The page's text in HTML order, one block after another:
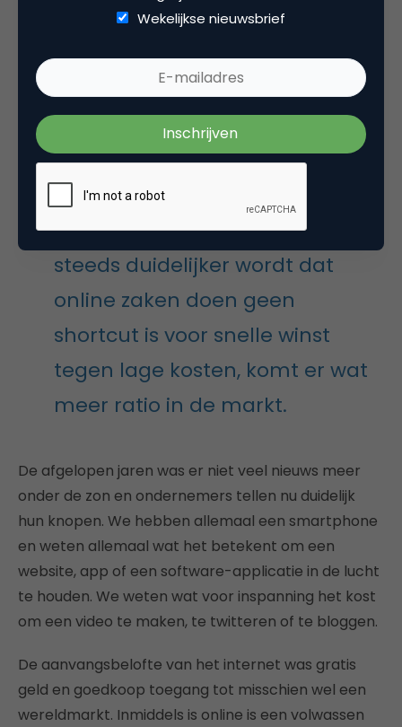
idee zou hebben dat Zalando een goed
verdienmodel zou hebben, was Zalando
waarschijnlijk allang opgegeten. Feit dat zoiets nog
niet gebeurd is, is een vingerwijzing naar de
werkelijke potentie van het bedrijf.
Nu de posities zijn ingenomen
door de grote concerns en het
steeds duidelijker wordt dat
online zaken doen geen
shortcut is voor snelle winst
tegen lage kosten, komt er wat
meer ratio in de markt.
De afgelopen jaren was er niet veel nieuws meer
onder de zon en ondernemers tellen nu duidelijk
hun knopen. We hebben allemaal een smartphone
en weten allemaal wat het betekent om een
website, app of een software-applicatie in de lucht
te houden. We weten wat voor inspanning het kost
om een video te maken, te twitteren of te bloggen.
De aanvangsbelofte van het internet was gratis
geld en goedkoop toegang tot misschien wel een
wereldmarkt. Inmiddels is online is een volwassen
Wekelijkse nieuwsbrief